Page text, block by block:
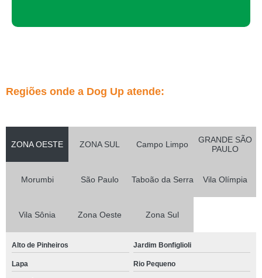
Regiões onde a Dog Up atende:
ZONA OESTE ZONA SUL Campo Limpo
GRANDE SÃO
PAULO
Morumbi São Paulo Taboão da Serra Vila Olímpia
Vila Sônia Zona Oeste Zona Sul
Alto de Pinheiros Jardim Bonfiglioli
Lapa Rio Pequeno